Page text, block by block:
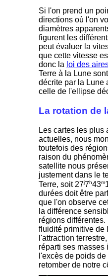
Si l'on prend un
directions où l'on
diamètres
figurent les
peut évaluer la
que cette vitesse
donc la loi des
Terre à la Lune
décrite par la Lune
celle de l'ellipse
La rotation de
Les cartes les plus
actuelles, nous
toutefois des
raison du
satellite nous
justement dans le
Terre, soit 27j7h43m
durées doit être
que l'on observe
la différence
régions
fluidité primitive de
l'attraction
réparti ses masses
l'excès de poids
retomber de notre
-